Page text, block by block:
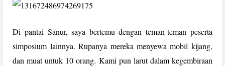
Di pantai Sanur, saya bertemu dengan teman-teman peserta
simposium lainnya. Rupanya mereka menyewa mobil kijang,
dan muat untuk 10 orang. Kami pun larut dalam kegembiraan